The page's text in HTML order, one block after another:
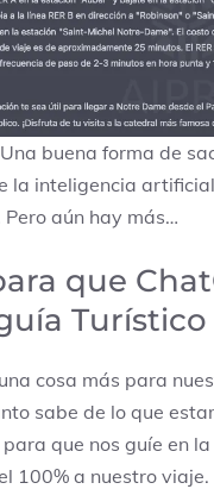
buena forma de
la inteligencia
aún hay más…
que
Turístico
cosa más para
sabe de lo que
que nos guíe en
100% a nuestro viaje.